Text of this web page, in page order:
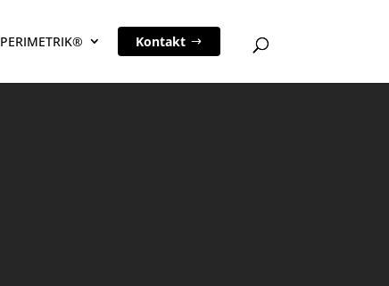
PERIMETRIK® Kontakt